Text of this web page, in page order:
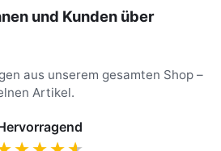
und Kunden über
aus unserem gesamten Shop –
Artikel.